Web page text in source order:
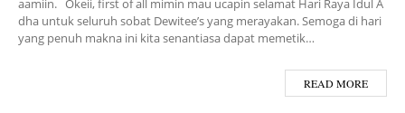
aamiin. Okeii, first of all mimin mau ucapin selamat Hari Raya Idul A
dha untuk seluruh sobat Dewitee’s yang merayakan. Semoga di hari
yang penuh makna ini kita senantiasa dapat memetik…
READ MORE